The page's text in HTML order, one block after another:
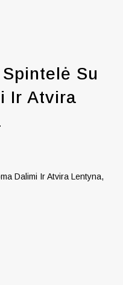
Su
Ir Atvira
Dalimi Ir Atvira Lentyna,